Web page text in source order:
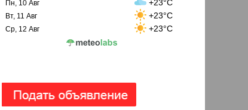
Пн, 10 Авг +23°C
Вт, 11 Авг +23°C
Ср, 12 Авг +23°C